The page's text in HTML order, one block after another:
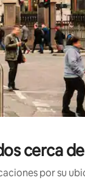
cerca
por su